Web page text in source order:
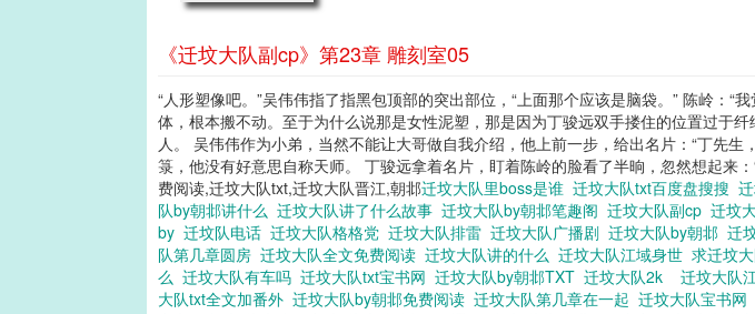
《迁坟大队副cp》第23章 雕刻室05
“人形塑像吧。”吴伟伟指了指黑包顶部的突出部位，“上面那个应该是脑袋。” 陈岭：
体，根本搬不动。至于为什么说那是女性泥塑，那是因为丁骏远双手搂住的位置过于
人。 吴伟伟作为小弟，当然不能让大哥做自我介绍，他上前一步，给出名片：“丁先
箓，他没有好意思自称天师。 丁骏远拿着名片，盯着陈岭的脸看了半晌，忽然想起来
费阅读,迁坟大队txt,迁坟大队晋江,朝邶迁坟大队里boss是谁 迁坟大队txt百度盘搜搜
队by朝邶讲什么 迁坟大队讲了什么故事 迁坟大队by朝邶笔趣阁 迁坟大队副cp 迁坟
by 迁坟队电话 迁坟大队格格党 迁坟大队排雷 迁坟大队广播剧 迁坟大队by朝邶 迁
队第几章圆房 迁坟大队全文免费阅读 迁坟大队讲的什么 迁坟大队江域身世 求迁坟
么 迁坟大队有车吗 迁坟大队txt宝书网 迁坟大队by朝邶TXT 迁坟大队2k 迁坟大队
大队txt全文加番外 迁坟大队by朝邶免费阅读 迁坟大队第几章在一起 迁坟大队宝书网